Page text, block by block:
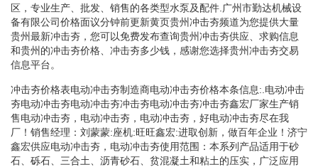
区，专业生产、批发、销售的各类型水泵及配件.广州市勤达机械设
备有限公司价格面议分钟前更新黄页贵州冲击夯频道为您提供大量
贵州最新冲击夯，您可以免费发布查询贵州冲击夯供应、求购信息
和贵州的冲击夯价格、冲击夯多少钱，感谢您选择贵州冲击夯交易
信息平台。
冲击夯价格表电动冲击夯制造商电动冲击夯价格本条信息:.电动冲击
夯电动冲击夯电动冲击夯冲击夯电动冲击夯冲击夯鑫宏厂家生产销
售电动冲击夯，电动冲击夯，电动冲击夯，好电动冲击夯尽在我
厂！销售经理：刘蒙蒙:座机:旺旺鑫宏:进取创新，做百年企业！济宁
鑫宏供应电动冲击夯，电动冲击夯使用范围：本系列产品适用于砂
石、砾石、三合土、沥青砂石、贫混凝土和粘土的压实，广泛应用